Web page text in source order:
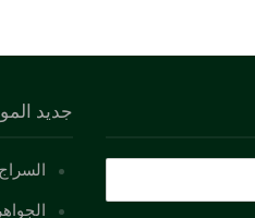
جديد